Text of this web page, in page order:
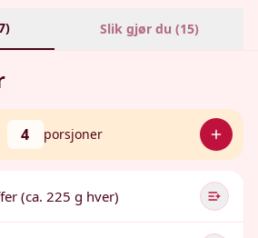
) Slik gjør du (15)
4 porsjoner
(ca. 225 g hver)